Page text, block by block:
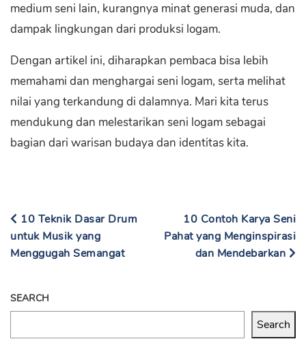
medium seni lain, kurangnya minat generasi muda, dan
dampak lingkungan dari produksi logam.
Dengan artikel ini, diharapkan pembaca bisa lebih
memahami dan menghargai seni logam, serta melihat
nilai yang terkandung di dalamnya. Mari kita terus
mendukung dan melestarikan seni logam sebagai
bagian dari warisan budaya dan identitas kita.
10 Teknik Dasar Drum
untuk Musik yang
Menggugah Semangat
10 Contoh Karya Seni
Pahat yang Menginspirasi
dan Mendebarkan
SEARCH
Search